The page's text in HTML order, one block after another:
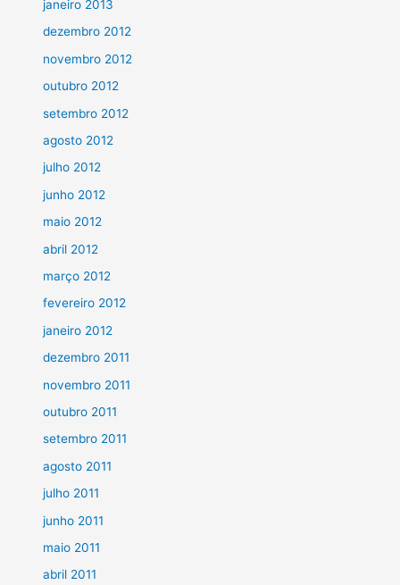
janeiro 2013
dezembro 2012
novembro 2012
outubro 2012
setembro 2012
agosto 2012
julho 2012
junho 2012
maio 2012
abril 2012
março 2012
fevereiro 2012
janeiro 2012
dezembro 2011
novembro 2011
outubro 2011
setembro 2011
agosto 2011
julho 2011
junho 2011
maio 2011
abril 2011